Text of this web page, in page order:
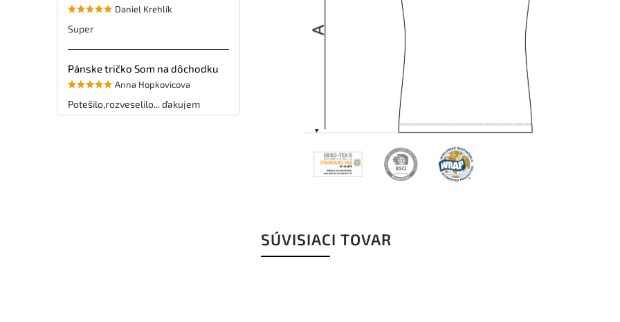
Daniel Krehlík
Super
Pánske tričko Som na dôchodku
Anna Hopkovicova
Potešilo,rozveselilo... ďakujem
SÚVISIACI TOVAR